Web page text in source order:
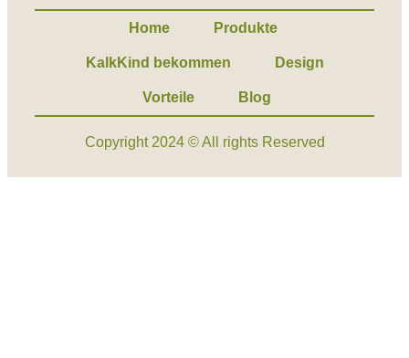
Home Produkte
KalkKind bekommen Design
Vorteile Blog
Copyright 2024 © All rights Reserved